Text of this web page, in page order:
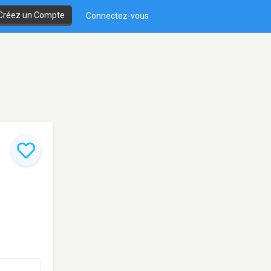
un Compte Connectez-vous